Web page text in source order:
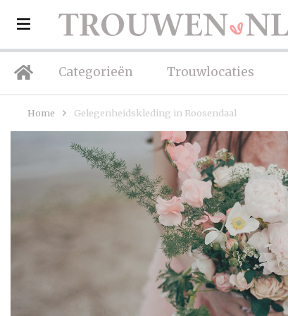
Categorieën Trouwlocaties
Home Gelegenheidskleding in Roosendaal